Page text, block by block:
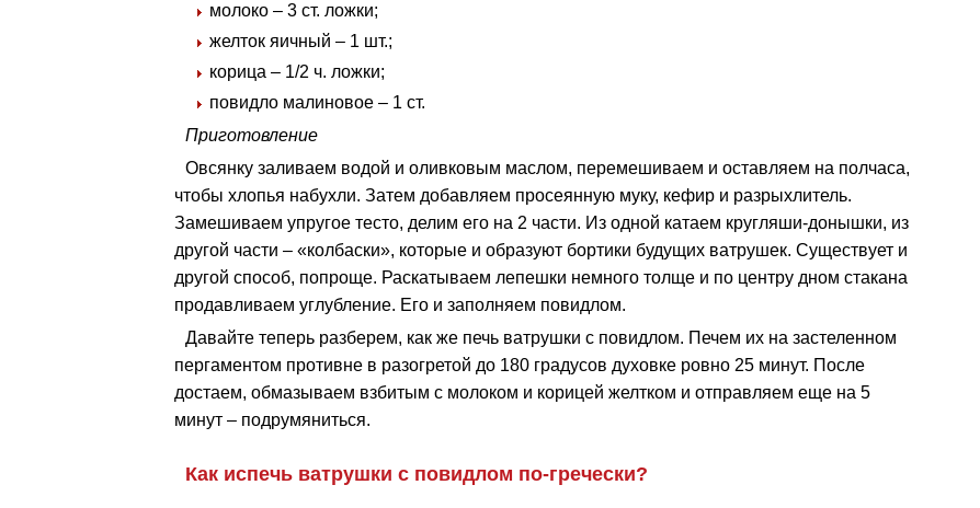
молоко – 3 ст. ложки;
желток яичный – 1 шт.;
корица – 1/2 ч. ложки;
повидло малиновое – 1 ст.
Приготовление
Овсянку заливаем водой и оливковым маслом, перемешиваем и оставляем на полчаса,
чтобы хлопья набухли. Затем добавляем просеянную муку, кефир и разрыхлитель.
Замешиваем упругое тесто, делим его на 2 части. Из одной катаем кругляши-донышки, из
другой части – «колбаски», которые и образуют бортики будущих ватрушек. Существует и
другой способ, попроще. Раскатываем лепешки немного толще и по центру дном стакана
продавливаем углубление. Его и заполняем повидлом.
Давайте теперь разберем, как же печь ватрушки с повидлом. Печем их на застеленном
пергаментом противне в разогретой до 180 градусов духовке ровно 25 минут. После
достаем, обмазываем взбитым с молоком и корицей желтком и отправляем еще на 5
минут – подрумяниться.
Как испечь ватрушки с повидлом по-гречески?